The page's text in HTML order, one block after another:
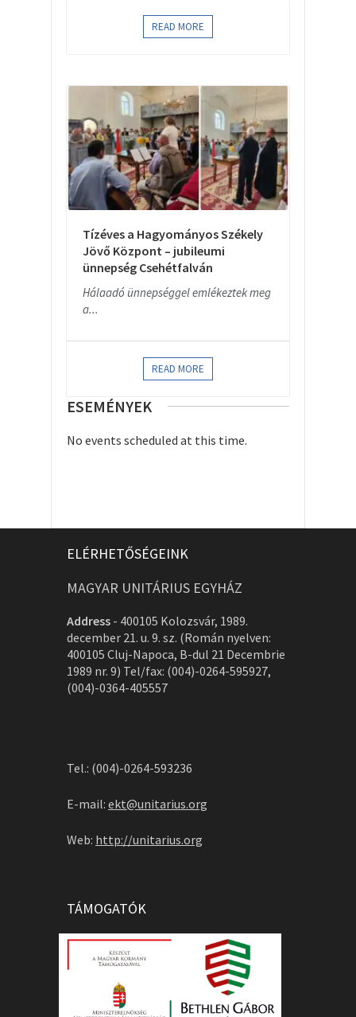
READ MORE
Tízéves a Hagyományos Székely
Jövő Központ – jubileumi
ünnepség Csehétfalván
Hálaadó ünnepséggel emlékeztek meg
a...
READ MORE
ESEMÉNYEK
No events scheduled at this time.
ELÉRHETŐSÉGEINK
MAGYAR UNITÁRIUS EGYHÁZ
Address - 400105 Kolozsvár, 1989.
december 21. u. 9. sz. (Román nyelven:
400105 Cluj-Napoca, B-dul 21 Decembrie
1989 nr. 9) Tel/fax: (004)-0264-595927,
(004)-0364-405557
Tel.: (004)-0264-593236
E-mail: ekt@unitarius.org
Web: http://unitarius.org
TÁMOGATÓK